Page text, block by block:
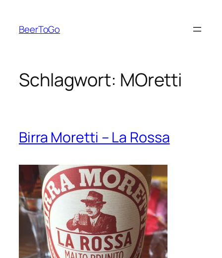
springen
BeerToGo
Schlagwort: MOretti
Birra Moretti – La Rossa